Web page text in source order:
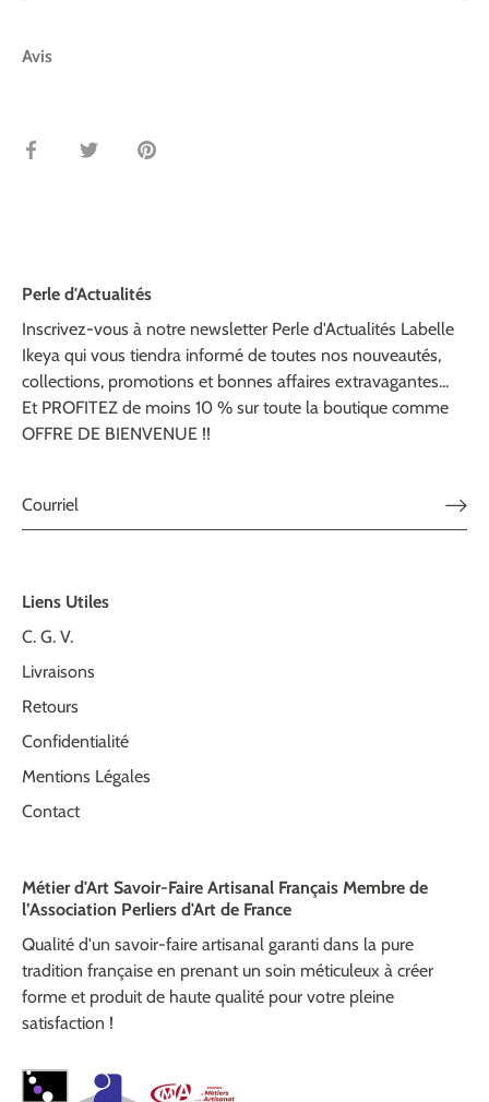
Avis
PartagerTweeterÉpingler
Perle d'Actualités
Inscrivez-vous à notre newsletter Perle d'Actualités Labelle
Ikeya qui vous tiendra informé de toutes nos nouveautés,
collections, promotions et bonnes affaires extravagantes...
Et PROFITEZ de moins 10 % sur toute la boutique comme
OFFRE DE BIENVENUE !!
Liens Utiles
C. G. V.
Livraisons
Retours
Confidentialité
Mentions Légales
Contact
Métier d'Art Savoir-Faire Artisanal Français Membre de
l’Association Perliers d'Art de France
Qualité d'un savoir-faire artisanal garanti dans la pure
tradition française en prenant un soin méticuleux à créer
forme et produit de haute qualité pour votre pleine
satisfaction !